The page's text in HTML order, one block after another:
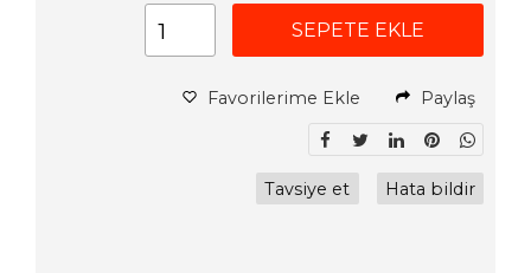
SEPETE EKLE
Favorilerime Ekle Paylaş
Tavsiye et Hata bildir